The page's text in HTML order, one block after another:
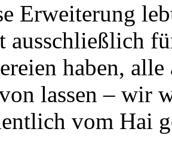
Erweiterung
ausschließlich
haben,
lassen – wir
vom Hai